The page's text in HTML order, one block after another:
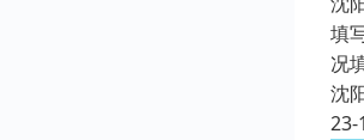
填
况
沈
23-